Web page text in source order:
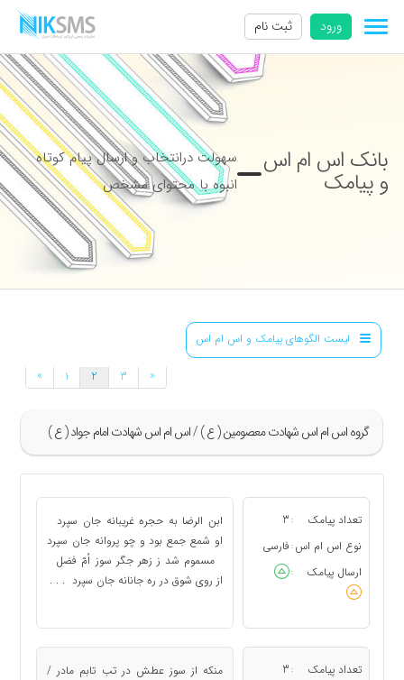
ورود ثبت نام
بانک اس ام اس
و پیامک
سهولت درانتخاب و ارسال پیام کوتاه
انبوه با محتوای مشخص
لیست الگوهای پیامک و اس ام اس
گروه اس ام اس شهادت معصومين ( ع ) / اس ام اس شهادت امام جواد ( ع )
» 1 2 3 «
تعداد پیامک :
3
نوع اس ام اس : فارسی
ارسال پیامک
:
ابن الرضا به حجره غریبانه جان سپرد
او شمع جمع بود و چو پروانه جان سپرد
مسموم شد ز زهر جگر سوز اُمّ فضل
از روی شوق در ره جانانه جان سپرد . . .
تعداد پیامک :
3
منکه از سوز عطش در تب تابم مادر /